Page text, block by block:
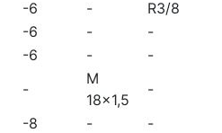
-6 -
R3/8
-6 -
-
-6 -
-
-
M
18x1,5
-
-8 -
-